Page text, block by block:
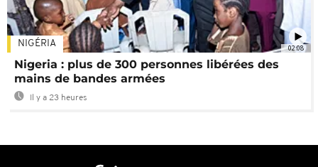
02:08
NIGÉRIA
Nigeria : plus de 300 personnes libérées des
mains de bandes armées
Il y a 23 heures